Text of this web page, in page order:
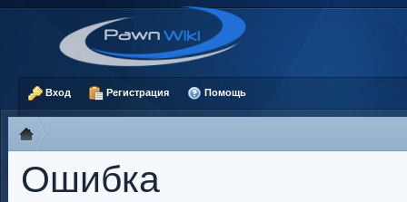
Вход Регистрация Помощь
Ошибка